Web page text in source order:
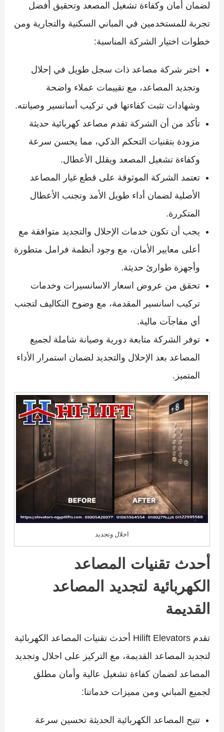
لضمان أمان وكفاءة تشغيل المصعد وتحقيق أفضل
تجربة للمستخدمين في المباني السكنية والتجارية ومن
خطوات اختيار الشركة المناسبة:
اختر شركة مصاعد ذات سجل طويل في إحلال
وتجديد المصاعد، مع تقييمات عملاء واضحة
وشهادات تثبت كفاءتها في تركيب أسانسير وصيانته.
تأكد من أن الشركة تقدم مصاعد كهربائية حديثة
مزودة بتقنيات التحكم الذكي، مما يحسن سرعة
وكفاءة تشغيل المصعد ويقلل الأعطال.
تعتمد الشركة الموثوقة على قطع غيار المصاعد
الأصلية لضمان أداء طويل الأمد وتجنب الأعطال
المتكررة.
يجب أن تكون خدمات الإحلال والتجديد متوافقة مع
أعلى معايير الأمان، مع وجود أنظمة فرامل متطورة
وأجهزة طوارئ حديثة.
تحقق من عروض اسعار الاسانسيرات وخدمات
تركيب اسانسير المقدمة، مع وضوح التكاليف لتجنب
أي مفاجآت مالية.
توفر الشركة متابعة دورية وصيانة شاملة لجميع
المصاعد بعد الإحلال والتجديد لضمان استمرار الأداء
المتميز.
احلال وتجديد
أحدث تقنيات المصاعد
الكهربائية لتجديد المصاعد
القديمة
تقدم Hilift Elevators أحدث تقنيات المصاعد الكهربائية
لتجديد المصاعد القديمة، مع التركيز على احلال وتجديد
المصاعد لضمان كفاءة تشغيل عالية وأمان مطلق
لجميع المباني ومن مميزات خدماتنا:
تتيح المصاعد الكهربائية الحديثة تحسين سرعة